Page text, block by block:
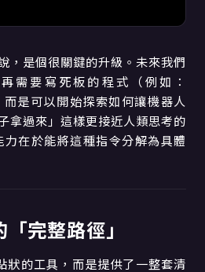
，是個很關鍵的升級。未來我們
需要寫死板的程式（例如：
而是可以開始探索如何讓機器人
拿過來」這樣更接近人類思考的
在於能將這種指令分解為具體
完整路徑」
狀的工具，而是提供了一整套清